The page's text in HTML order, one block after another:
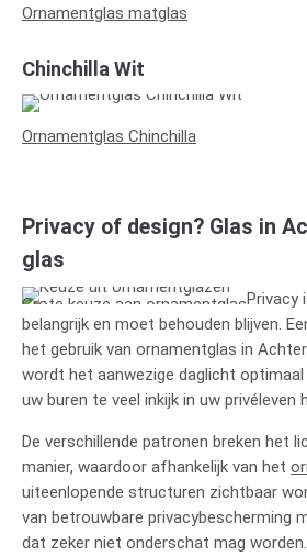
Ornamentglas matglas
Chinchilla Wit
Ornamentglas Chinchilla
Privacy of design? Glas in
glas
Grote keuze aan ornamentglasPrivacy
belangrijk en moet behouden blijven.
het gebruik van ornamentglas in
wordt het aanwezige daglicht
uw buren te veel inkijk in uw privéleven
De verschillende patronen breken het
manier, waardoor afhankelijk van het
uiteenlopende structuren zichtbaar
van betrouwbare privacybescherming
dat zeker niet onderschat mag